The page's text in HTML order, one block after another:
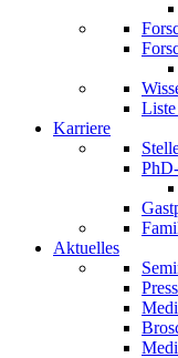
Karriere
Aktuelles